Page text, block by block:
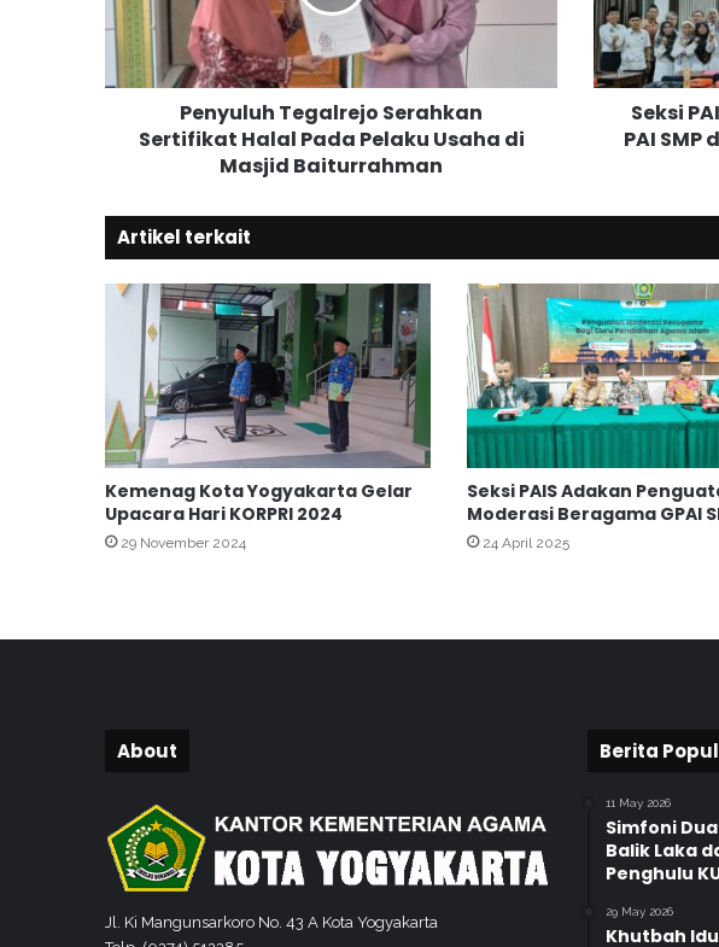
u
T
r
j
o
h
k
a
n
S
e
f
a
a
Penyuluh Tegalrejo Serahkan
Sertifikat Halal Pada Pelaku Usaha di
Masjid Baiturrahman
P
A
S
a
P
e
m
b
i
n
n
M
G
I
d
Seksi
PAI SMP
Artikel terkait
Kemenag Kota Yogyakarta Gelar
Upacara Hari KORPRI 2024
29 November 2024
Seksi PAIS Adakan
Moderasi Beragama GPAI
24 April 2025
About
Jl. Ki Mangunsarkoro No. 43 A Kota Yogyakarta
Berita
11 May 2026
Simfoni
Balik Laka
Penghulu
29 May 2026
Khutbah